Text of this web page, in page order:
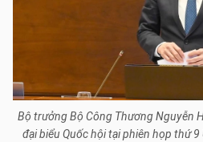
Bộ trưởng Bộ Công Thương Nguyễn
đại biểu Quốc hội tại phiên họp thứ